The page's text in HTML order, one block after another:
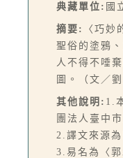
典藏單位: 國
摘要:
〈巧妙
聖俗的塗鴉
人不得不唾
圖。（文／劉
其他說明: 1.
團法人臺中
2.譯文來源為
3.易名為〈